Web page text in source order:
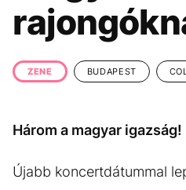
KÖZÉLET
ÉLETMÓD
BESZÉLGETÉSEK
GASZTRO
ZENE BUDAPEST
Három a magyar igazság!
Újabb koncertdátummal